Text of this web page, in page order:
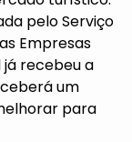
pelo Serviço
Empresas
já recebeu a
um
para